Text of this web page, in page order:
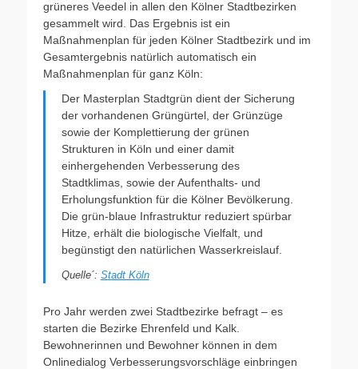
grüneres Veedel in allen den Kölner Stadtbezirken
gesammelt wird. Das Ergebnis ist ein
Maßnahmenplan für jeden Kölner Stadtbezirk und im
Gesamtergebnis natürlich automatisch ein
Maßnahmenplan für ganz Köln:
Der Masterplan Stadtgrün dient der Sicherung
der vorhandenen Grüngürtel, der Grünzüge
sowie der Komplettierung der grünen
Strukturen in Köln und einer damit
einhergehenden Verbesserung des
Stadtklimas, sowie der Aufenthalts- und
Erholungsfunktion für die Kölner Bevölkerung.
Die grün-blaue Infrastruktur reduziert spürbar
Hitze, erhält die biologische Vielfalt, und
begünstigt den natürlichen Wasserkreislauf.
Quelle´: Stadt Köln
Pro Jahr werden zwei Stadtbezirke befragt – es
starten die Bezirke Ehrenfeld und Kalk.
Bewohnerinnen und Bewohner können in dem
Onlinedialog Verbesserungsvorschläge einbringen